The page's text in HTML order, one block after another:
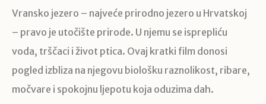
Vransko jezero – najveće prirodno jezero u Hrvatskoj
– pravo je utočište prirode. U njemu se isprepliću
voda, trščaci i život ptica. Ovaj kratki film donosi
pogled izbliza na njegovu biološku raznolikost, ribare,
močvare i spokojnu ljepotu koja oduzima dah.